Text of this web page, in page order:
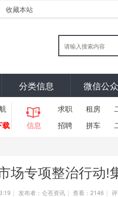
收藏本站
分类信息 微信公
载 信息
求职 租房
招聘
拼车
场专项整治行动!
| 发布者： 仑苍资讯 | 查看： 2146 |